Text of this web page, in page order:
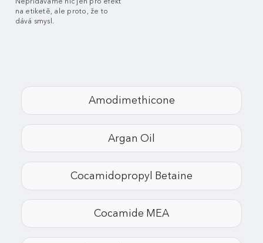
na etiketě, ale proto, že to
dává smysl.
Amodimethicone
Argan Oil
Cocamidopropyl Betaine
Cocamide MEA